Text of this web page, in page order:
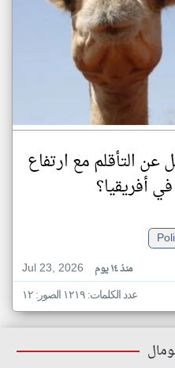
التأقلم مع ارتفاع
أفريقيا؟
Jul 23, 2026
منذ ١٤ يوم
عدد الكلمات: ١٢١٩ الصور: ١٢